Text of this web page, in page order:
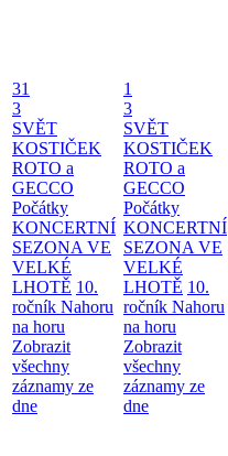
31
3
SVĚT
KOSTIČEK
ROTO a
GECCO
Počátky
KONCERTNÍ
SEZONA VE
VELKÉ
LHOTĚ 10.
ročník Nahoru
na horu
Zobrazit
všechny
záznamy ze
dne
1
3
SVĚT
KOSTIČEK
ROTO a
GECCO
Počátky
KONCERTNÍ
SEZONA VE
VELKÉ
LHOTĚ 10.
ročník Nahoru
na horu
Zobrazit
všechny
záznamy ze
dne